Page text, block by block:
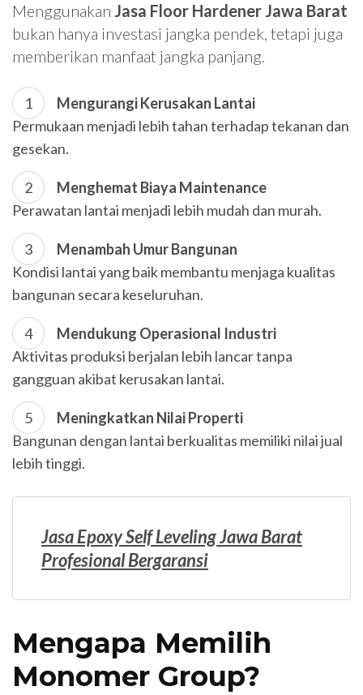
Menggunakan Jasa Floor Hardener Jawa Barat
bukan hanya investasi jangka pendek, tetapi juga
memberikan manfaat jangka panjang.
Mengurangi Kerusakan Lantai
Permukaan menjadi lebih tahan terhadap tekanan dan
gesekan.
Menghemat Biaya Maintenance
Perawatan lantai menjadi lebih mudah dan murah.
Menambah Umur Bangunan
Kondisi lantai yang baik membantu menjaga kualitas
bangunan secara keseluruhan.
Mendukung Operasional Industri
Aktivitas produksi berjalan lebih lancar tanpa
gangguan akibat kerusakan lantai.
Meningkatkan Nilai Properti
Bangunan dengan lantai berkualitas memiliki nilai jual
lebih tinggi.
Jasa Epoxy Self Leveling Jawa Barat
Profesional Bergaransi
Mengapa Memilih
Monomer Group?